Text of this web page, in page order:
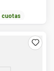
cuotas